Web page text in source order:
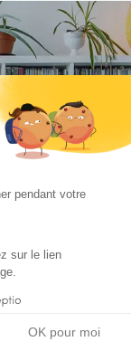
pendant votre
sur le lien
OK pour moi